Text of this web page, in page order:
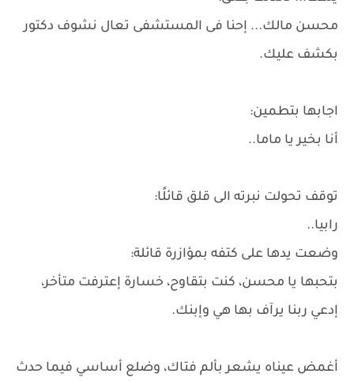
محسن مالك... إحنا فى المستشفى تعال نشوف دكتور
بكشف عليك.
اجابها بتطمين:
أنا بخير يا ماما..
توقف تحولت نبرته الى قلق قائلًا:
رابيا..
وضعت يدها على كتفه بمؤازرة قائلة:
بتحبها يا محسن، كنت بتقاوح، خسارة إعترفت متأخر،
إدعي ربنا يرآف بها هي وإبنك.
أغمض عيناه يشعر بألم فتاك، وضلع أساسي فيما حدث